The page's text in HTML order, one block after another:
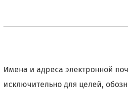
Имена и адреса электронной
исключительно для целей,